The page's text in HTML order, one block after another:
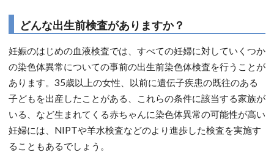
どんな出生前検査がありますか？
妊娠のはじめの血液検査では、すべての妊婦に対していくつか
の染色体異常についての事前の出生前染色体検査を行うことが
あります。35歳以上の女性、以前に遺伝子疾患の既往のある
子どもを出産したことがある、これらの条件に該当する家族が
いる、など生まれてくる赤ちゃんに染色体異常の可能性が高い
妊婦には、NIPTや羊水検査などのより進歩した検査を実施す
ることもあるでしょう。